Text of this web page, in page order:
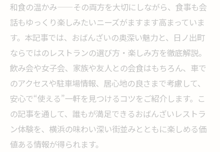
和食の温かみ——その両方を大切にしながら、食事も会
話もゆっくり楽しみたいニーズがますます高まっていま
す。本記事では、おばんざいの奥深い魅力と、日ノ出町
ならではのレストランの選び方・楽しみ方を徹底解説。
飲み会や女子会、家族や友人との会食はもちろん、車で
のアクセスや駐車場情報、居心地の良さまで考慮して、
安心で“使える”一軒を見つけるコツをご紹介します。こ
の記事を通して、誰もが満足できるおばんざいレストラ
ン体験を、横浜の味わい深い街並みとともに楽しめる価
値ある情報が得られます。